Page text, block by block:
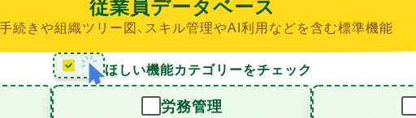
続きや組織ツリー図、スキル管理やAI利用などを含む標準機能
ほしい機能カテゴリーをチェック
労務管理